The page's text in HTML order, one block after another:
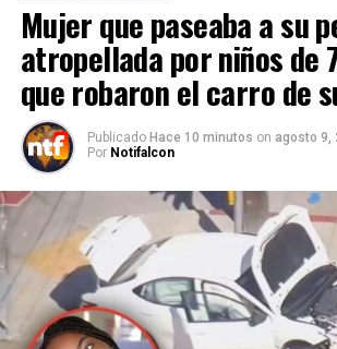
Mujer que paseaba a su
atropellada por niños de
que robaron el carro de
Publicado Hace 10 minutos on agosto 9,
Por Notifalcon